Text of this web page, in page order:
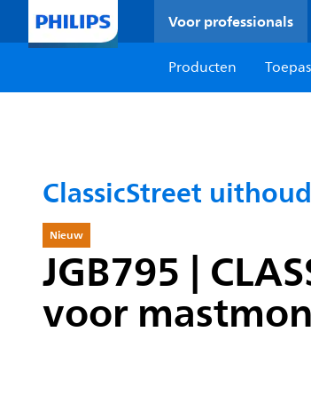
Voor professionals
Producten
ClassicStreet
Nieuw
JGB795 |
voor